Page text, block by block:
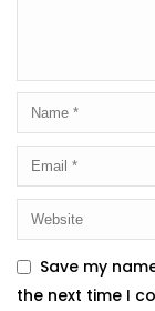
Save my
the next time I